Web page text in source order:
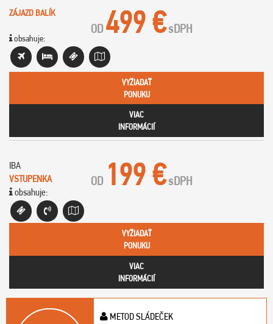
ZÁJAZD BALÍK
obsahuje:
OD 499 €sDPH
VYŽIADAŤ
PONUKU
VIAC
INFORMÁCIÍ
IBA
VSTUPENKA
obsahuje:
OD 199 €sDPH
VYŽIADAŤ
PONUKU
VIAC
INFORMÁCIÍ
METOD SLÁDEČEK